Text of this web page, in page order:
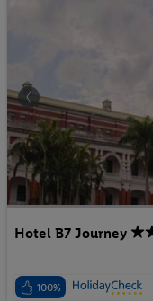
Hotel B7 Journey
100%